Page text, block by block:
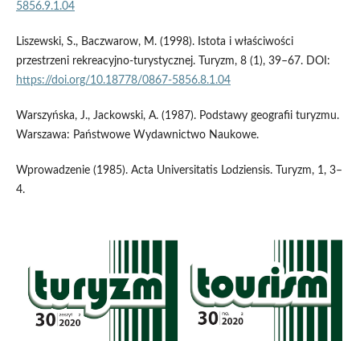
5856.9.1.04
Liszewski, S., Baczwarow, M. (1998). Istota i właściwości
przestrzeni rekreacyjno-turystycznej. Turyzm, 8 (1), 39–67. DOI:
https://doi.org/10.18778/0867-5856.8.1.04
Warszyńska, J., Jackowski, A. (1987). Podstawy geografii turyzmu.
Warszawa: Państwowe Wydawnictwo Naukowe.
Wprowadzenie (1985). Acta Universitatis Lodziensis. Turyzm, 1, 3–
4.